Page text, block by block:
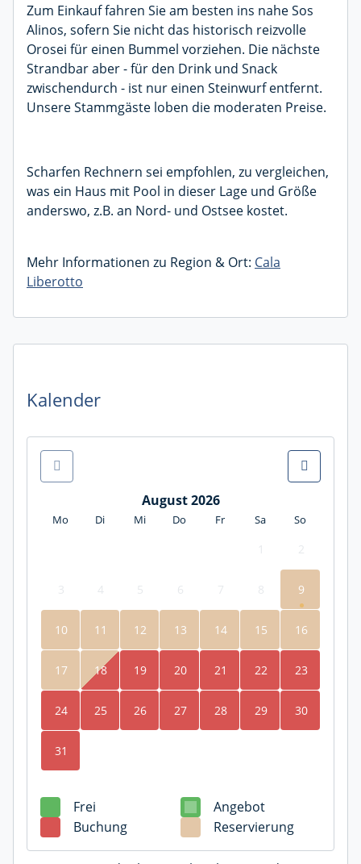
Zum Einkauf fahren Sie am besten ins nahe Sos
Alinos, sofern Sie nicht das historisch reizvolle
Orosei für einen Bummel vorziehen. Die nächste
Strandbar aber - für den Drink und Snack
zwischendurch - ist nur einen Steinwurf entfernt.
Unsere Stammgäste loben die moderaten Preise.
Scharfen Rechnern sei empfohlen, zu vergleichen,
was ein Haus mit Pool in dieser Lage und Größe
anderswo, z.B. an Nord- und Ostsee kostet.
Mehr Informationen zu Region & Ort: Cala
Liberotto
Kalender
August 2026
Mo Di Mi Do Fr Sa So
2
3 4 5 6 7 8 9
10 11 12 13 14 15 16
17 18 19 20 21 22 23
24 25 26 27 28 29 30
31
Frei
Angebot
Buchung
Reservierung